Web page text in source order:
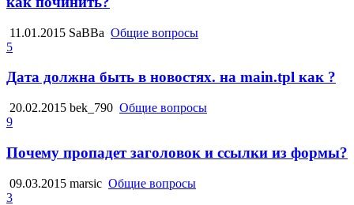
11.01.2015 SaBBa Общие вопросы
5
Дата должна быть в новостях. на main.tpl как ?
20.02.2015 bek_790 Общие вопросы
9
Почему пропадет заголовок и ссылки из формы?
09.03.2015 marsic Общие вопросы
3